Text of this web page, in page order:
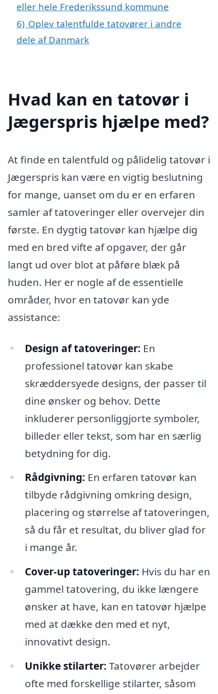
eller hele Frederikssund kommune
6) Oplev talentfulde tatovører i andre
dele af Danmark
Hvad kan en tatovør i
Jægerspris hjælpe med?
At finde en talentfuld og pålidelig tatovør i
Jægerspris kan være en vigtig beslutning
for mange, uanset om du er en erfaren
samler af tatoveringer eller overvejer din
første. En dygtig tatovør kan hjælpe dig
med en bred vifte af opgaver, der går
langt ud over blot at påføre blæk på
huden. Her er nogle af de essentielle
områder, hvor en tatovør kan yde
assistance:
Design af tatoveringer: En
professionel tatovør kan skabe
skræddersyede designs, der passer til
dine ønsker og behov. Dette
inkluderer personliggjorte symboler,
billeder eller tekst, som har en særlig
betydning for dig.
Rådgivning: En erfaren tatovør kan
tilbyde rådgivning omkring design,
placering og størrelse af tatoveringen,
så du får et resultat, du bliver glad for
i mange år.
Cover-up tatoveringer: Hvis du har en
gammel tatovering, du ikke længere
ønsker at have, kan en tatovør hjælpe
med at dække den med et nyt,
innovativt design.
Unikke stilarter: Tatovører arbejder
ofte med forskellige stilarter, såsom